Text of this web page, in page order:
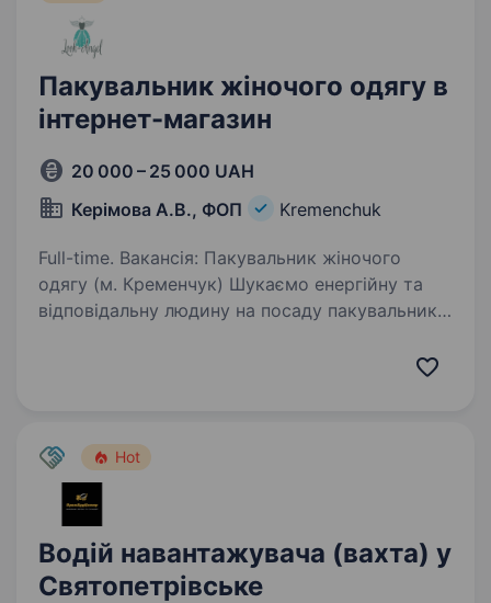
Пакувальник жіночого одягу в
інтернет-магазин
20 000 – 25 000 UAH
Керімова А.В., ФОП
Kremenchuk
Full-time. Вакансія: Пакувальник жіночого
одягу (м. Кременчук) Шукаємо енергійну та
відповідальну людину на посаду пакувальника
Hot
Водій навантажувача (вахта) у
Святопетрівське